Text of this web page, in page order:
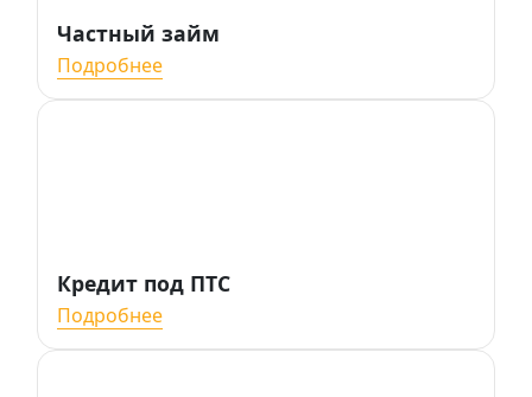
Частный займ
Подробнее
Кредит под ПТС
Подробнее